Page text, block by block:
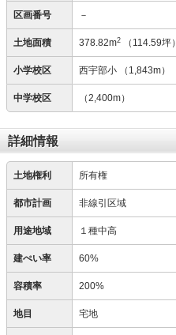
区画番号 －
土地面積 378.82m2 （114.59坪）
小学校区 西宇部小 （1,843m）
中学校区 （2,400m）
詳細情報
土地権利 所有権
都市計画 非線引区域
用途地域 １種中高
建ぺい率 60%
容積率 200%
地目 宅地